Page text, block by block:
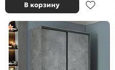
В корзину